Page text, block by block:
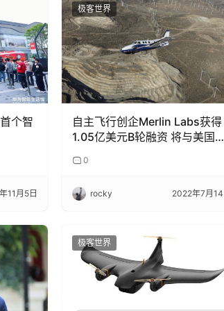
个智
11月5日
极客世界
自主飞行创企Merlin Labs获得
1.05亿美元B轮融资 将与美国
0
rocky 2022年7月
极客世界